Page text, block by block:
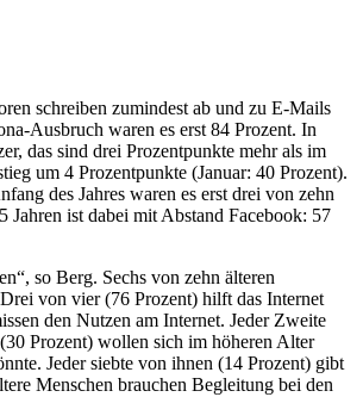
schreiben zumindest ab und zu E-Mails
Ausbruch waren es erst 84 Prozent. In
das sind drei Prozentpunkte mehr als im
um 4 Prozentpunkte (Januar: 40 Prozent).
des Jahres waren es erst drei von zehn
ist dabei mit Abstand Facebook: 57
so Berg. Sechs von zehn älteren
von vier (76 Prozent) hilft das Internet
den Nutzen am Internet. Jeder Zweite
Prozent) wollen sich im höheren Alter
Jeder siebte von ihnen (14 Prozent) gibt
Menschen brauchen Begleitung bei den